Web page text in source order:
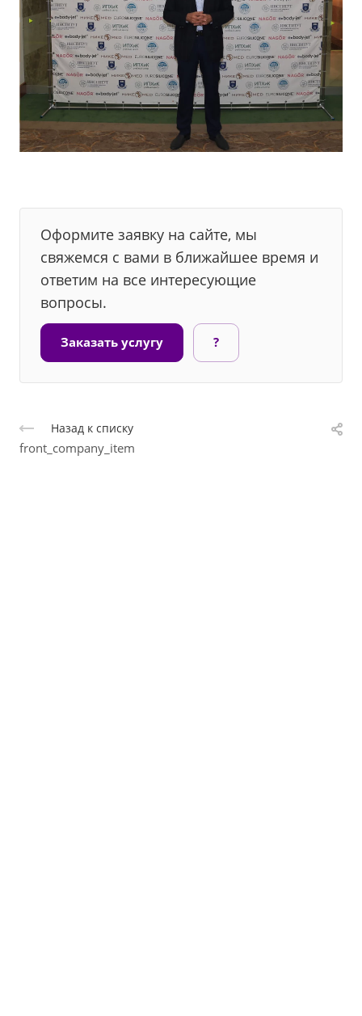
Оформите заявку на сайте, мы
свяжемся с вами в ближайшее время и
ответим на все интересующие
вопросы.
Заказать услугу ?
Назад к списку
front_company_item